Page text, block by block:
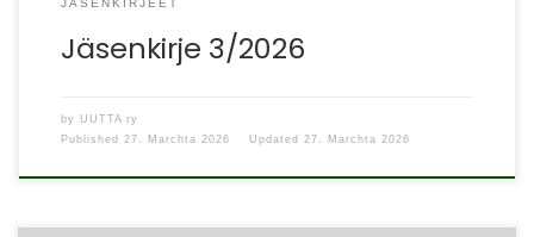
JÄSENKIRJEET
Jäsenkirje 3/2026
by UUTTA ry
Published 27. Marchta 2026 Updated 27. Marchta 2026